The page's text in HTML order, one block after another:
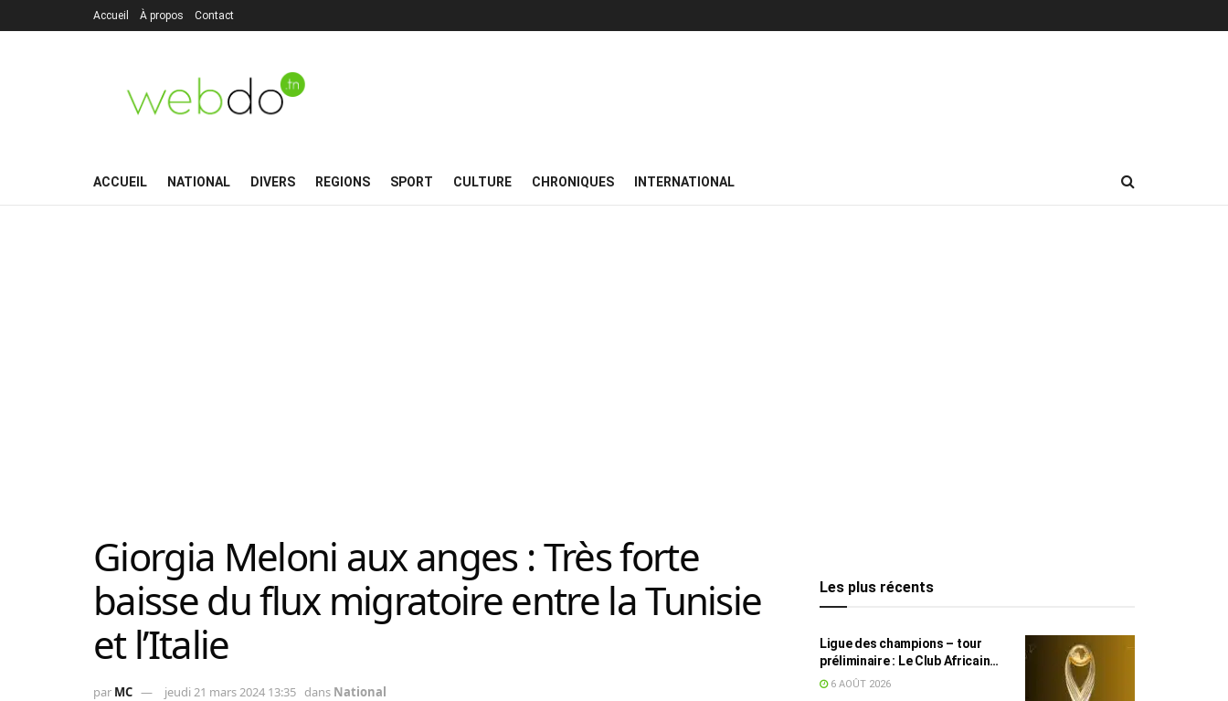
Accueil À propos Contact
ACCUEIL NATIONAL DIVERS REGIONS SPORT CULTURE CHRONIQUES INTERNATIONAL
Giorgia Meloni aux anges : Très forte
baisse du flux migratoire entre la Tunisie
et l’Italie
par MC jeudi 21 mars 2024 13:35 dans National
Les plus récents
Ligue des champions – tour
préliminaire : Le Club Africain
face au Djoliba AC
6 AOÛT 2026